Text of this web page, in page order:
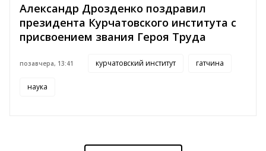
Александр Дрозденко поздравил
президента Курчатовского института с
присвоением звания Героя Труда
позавчера, 13:41 курчатовский институт гатчина
наука